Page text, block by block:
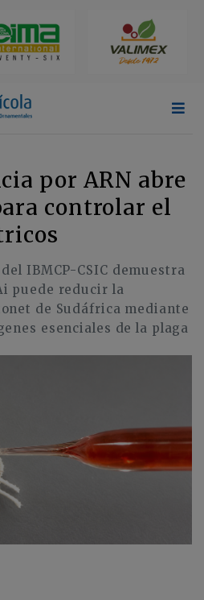
por ARN abre
controlar el
IBMCP-CSIC demuestra
puede reducir la
de Sudáfrica mediante
esenciales de la plaga